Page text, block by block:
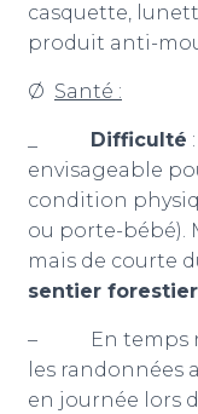
casquette,
produit anti-
Ø Santé :
Difficulté
envisageable
condition
ou porte-bébé).
mais de courte
sentier
– En temps
les randonnées
en journée lors